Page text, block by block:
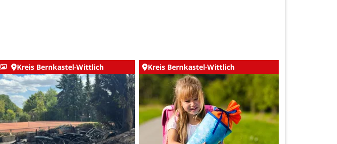
Kreis Bernkastel-Wittlich Kreis Bernkastel-Wittlich